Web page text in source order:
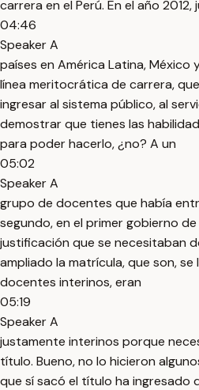
carrera en el Perú. En el año
04:46
Speaker A
países en América Latina,
línea meritocrática de carrera,
ingresar al sistema público, al
demostrar que tienes las
para poder hacerlo, ¿no? A un
05:02
Speaker A
grupo de docentes que había
segundo, en el primer gobierno
justificación que se necesitaban
ampliado la matrícula, que son, se
docentes interinos, eran
05:19
Speaker A
justamente interinos porque
título. Bueno, no lo hicieron
que sí sacó el título ha ingresado